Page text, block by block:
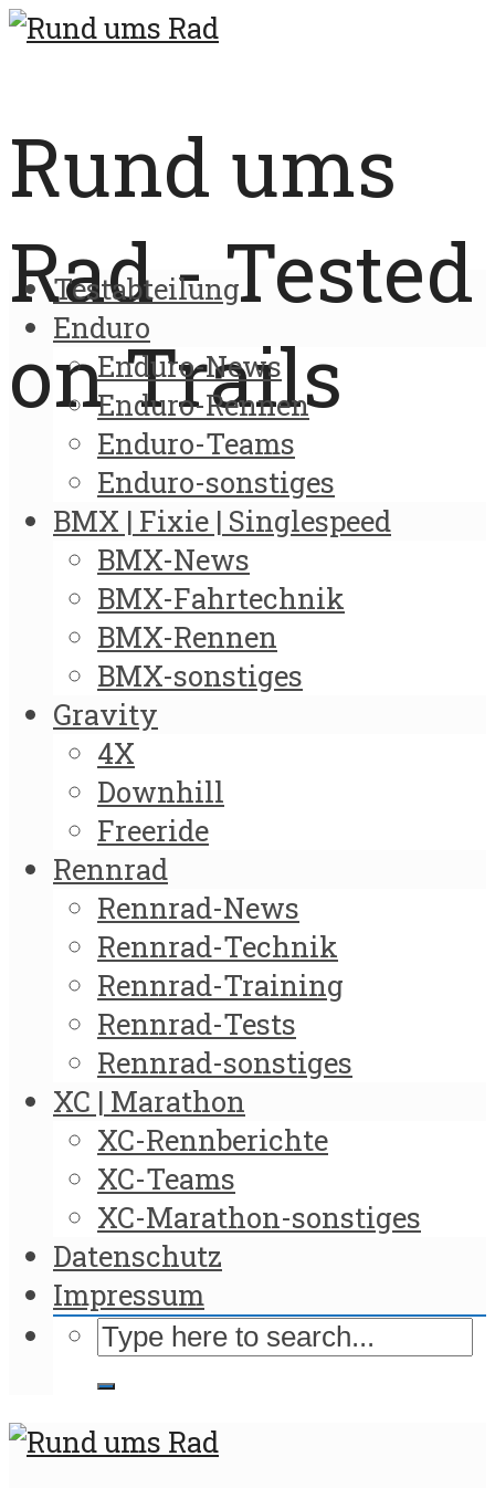
Rund ums
Rad - Tested
on Trails
Testabteilung
Enduro
Enduro-News
Enduro-Rennen
Enduro-Teams
Enduro-sonstiges
BMX | Fixie | Singlespeed
BMX-News
BMX-Fahrtechnik
BMX-Rennen
BMX-sonstiges
Gravity
4X
Downhill
Freeride
Rennrad
Rennrad-News
Rennrad-Technik
Rennrad-Training
Rennrad-Tests
Rennrad-sonstiges
XC | Marathon
XC-Rennberichte
XC-Teams
XC-Marathon-sonstiges
Datenschutz
Impressum